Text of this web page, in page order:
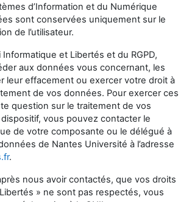
d’Information et du Numérique
sont conservées uniquement sur le
de l’utilisateur.
et Libertés et du RGPD,
aux données vous concernant, les
leur effacement ou exercer votre droit à
de vos données. Pour exercer ces
question sur le traitement de vos
vous pouvez contacter le
de votre composante ou le délégué à
de Nantes Université à l’adresse
.
nous avoir contactés, que vos droits
» ne sont pas respectés, vous